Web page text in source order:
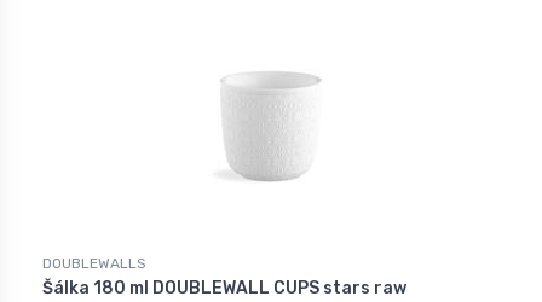
DOUBLEWALLS
Šálka 180 ml DOUBLEWALL CUPS stars raw